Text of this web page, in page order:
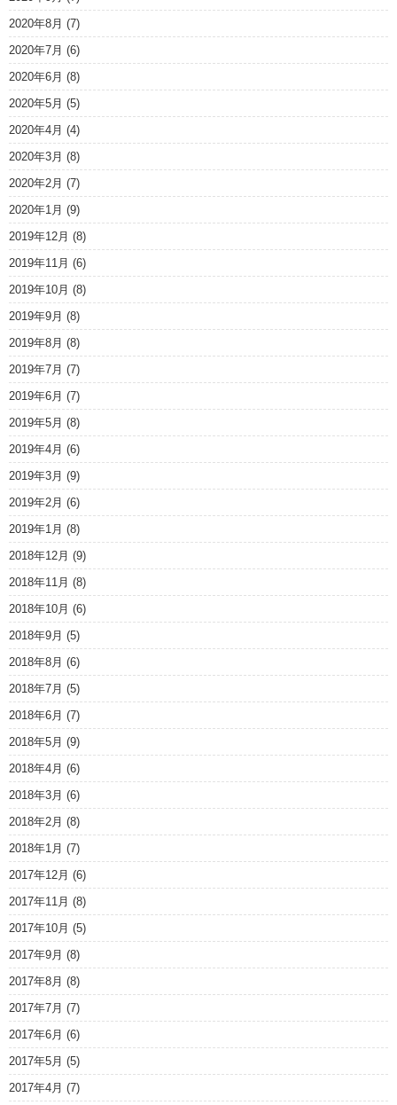
2020年8月 (7)
2020年7月 (6)
2020年6月 (8)
2020年5月 (5)
2020年4月 (4)
2020年3月 (8)
2020年2月 (7)
2020年1月 (9)
2019年12月 (8)
2019年11月 (6)
2019年10月 (8)
2019年9月 (8)
2019年8月 (8)
2019年7月 (7)
2019年6月 (7)
2019年5月 (8)
2019年4月 (6)
2019年3月 (9)
2019年2月 (6)
2019年1月 (8)
2018年12月 (9)
2018年11月 (8)
2018年10月 (6)
2018年9月 (5)
2018年8月 (6)
2018年7月 (5)
2018年6月 (7)
2018年5月 (9)
2018年4月 (6)
2018年3月 (6)
2018年2月 (8)
2018年1月 (7)
2017年12月 (6)
2017年11月 (8)
2017年10月 (5)
2017年9月 (8)
2017年8月 (8)
2017年7月 (7)
2017年6月 (6)
2017年5月 (5)
2017年4月 (7)